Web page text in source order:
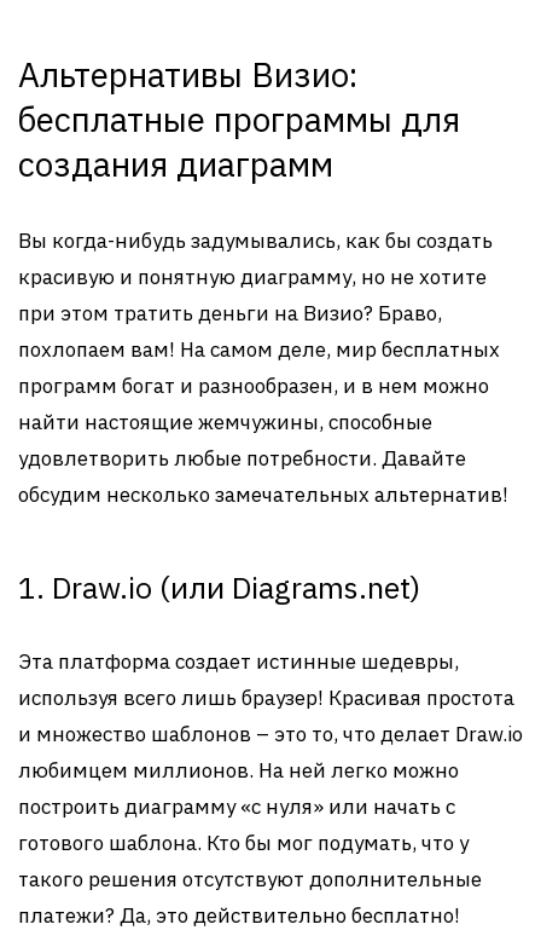
Альтернативы Визио:
бесплатные программы для
создания диаграмм
Вы когда-нибудь задумывались, как бы создать
красивую и понятную диаграмму, но не хотите
при этом тратить деньги на Визио? Браво,
похлопаем вам! На самом деле, мир бесплатных
программ богат и разнообразен, и в нем можно
найти настоящие жемчужины, способные
удовлетворить любые потребности. Давайте
обсудим несколько замечательных альтернатив!
1. Draw.io (или Diagrams.net)
Эта платформа создает истинные шедевры,
используя всего лишь браузер! Красивая простота
и множество шаблонов – это то, что делает Draw.io
любимцем миллионов. На ней легко можно
построить диаграмму «с нуля» или начать с
готового шаблона. Кто бы мог подумать, что у
такого решения отсутствуют дополнительные
платежи? Да, это действительно бесплатно!